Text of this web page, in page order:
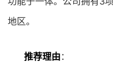
地区。
推荐理由：